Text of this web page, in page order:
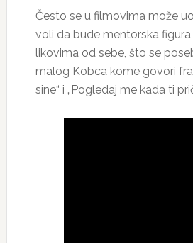
Često se u filmovima može
voli da bude mentorska
likovima od sebe, što se
malog Kobca kome govori
sine“ i „Pogledaj me kada ti